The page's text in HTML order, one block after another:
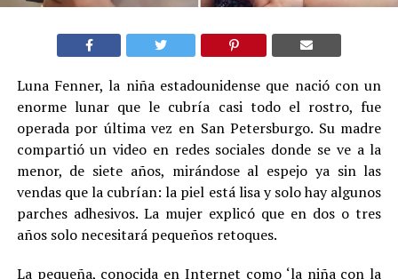
Luna Fenner, la niña estadounidense que nació con un
enorme lunar que le cubría casi todo el rostro, fue
operada por última vez en San Petersburgo. Su madre
compartió un video en redes sociales donde se ve a la
menor, de siete años, mirándose al espejo ya sin las
vendas que la cubrían: la piel está lisa y solo hay algunos
parches adhesivos. La mujer explicó que en dos o tres
años solo necesitará pequeños retoques.
La pequeña, conocida en Internet como ‘la niña con la